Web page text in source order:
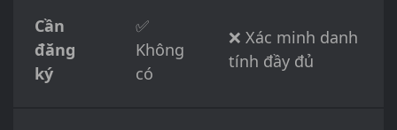
Cần
đăng
ký
✅
Không
có
❌ Xác minh danh
tính đầy đủ